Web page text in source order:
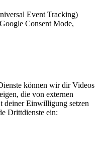
Event Tracking)
Consent Mode,
können wir dir Videos
die von externen
deiner Einwilligung setzen
Drittdienste ein: